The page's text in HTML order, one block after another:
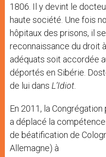
1806. Il y devint le
haute société. Une fois
hôpitaux des prisons, il
reconnaissance du droit
adéquats soit accordée
déportés en Sibérie.
de lui dans L’Idiot.
En 2011, la
a déplacé la
de béatification de
Allemagne) à